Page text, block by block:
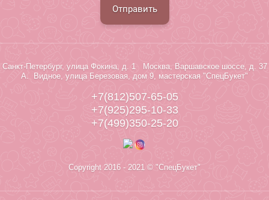
Отправить
Санкт-Петербург, улица Фокина, д. 1 Москва, Варшавское шоссе, д. 37
А. Видное, улица Березовая, дом 9, мастерская "СпецБукет"
+7(812)507-65-05
+7(925)295-10-33
+7(499)350-25-20
Copyright 2016 - 2021 © "СпецБукет"